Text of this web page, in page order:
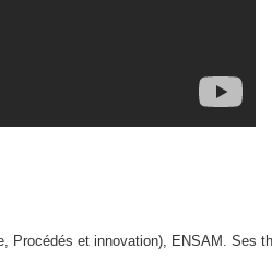
Procédés et innovation), ENSAM. Ses